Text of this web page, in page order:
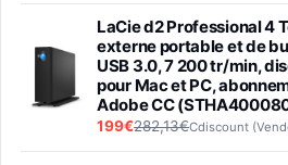
LaCie d2 Professional 4
externe portable et de
USB 3.0, 7 200 tr/min,
pour Mac et PC,
Adobe CC
199€282,13€Cdiscount